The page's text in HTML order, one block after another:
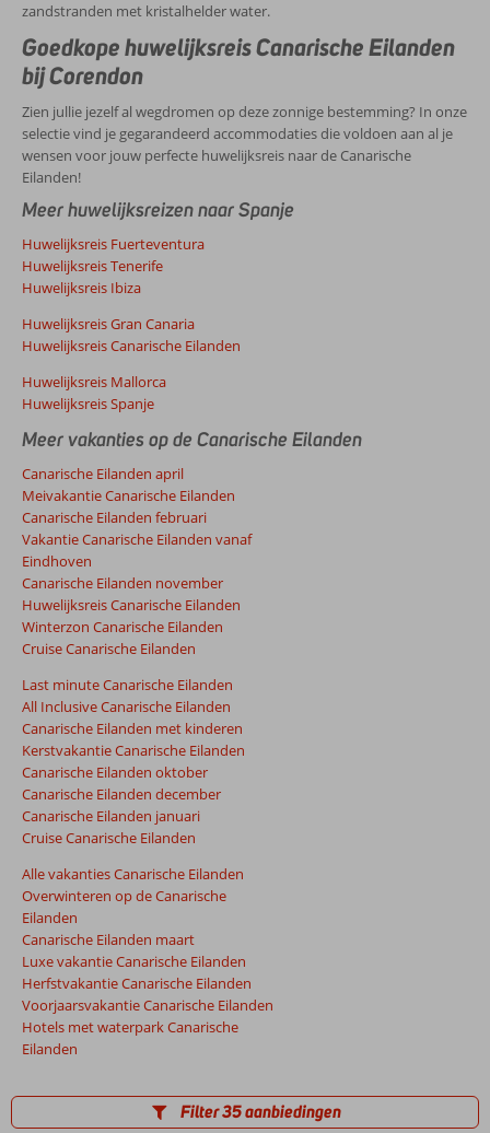
zandstranden met kristalhelder water.
Goedkope huwelijksreis Canarische Eilanden
bij Corendon
Zien jullie jezelf al wegdromen op deze zonnige bestemming? In onze
selectie vind je gegarandeerd accommodaties die voldoen aan al je
wensen voor jouw perfecte huwelijksreis naar de Canarische
Eilanden!
Meer huwelijksreizen naar Spanje
Huwelijksreis Fuerteventura
Huwelijksreis Tenerife
Huwelijksreis Ibiza
Huwelijksreis Gran Canaria
Huwelijksreis Canarische Eilanden
Huwelijksreis Mallorca
Huwelijksreis Spanje
Meer vakanties op de Canarische Eilanden
Canarische Eilanden april
Meivakantie Canarische Eilanden
Canarische Eilanden februari
Vakantie Canarische Eilanden vanaf
Eindhoven
Canarische Eilanden november
Huwelijksreis Canarische Eilanden
Winterzon Canarische Eilanden
Cruise Canarische Eilanden
Last minute Canarische Eilanden
All Inclusive Canarische Eilanden
Canarische Eilanden met kinderen
Kerstvakantie Canarische Eilanden
Canarische Eilanden oktober
Canarische Eilanden december
Canarische Eilanden januari
Cruise Canarische Eilanden
Alle vakanties Canarische Eilanden
Overwinteren op de Canarische
Eilanden
Canarische Eilanden maart
Luxe vakantie Canarische Eilanden
Herfstvakantie Canarische Eilanden
Voorjaarsvakantie Canarische Eilanden
Hotels met waterpark Canarische
Eilanden
Filter 35 aanbiedingen